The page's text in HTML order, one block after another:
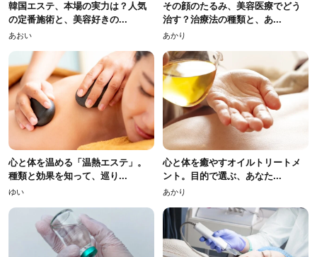
韓国エステ、本場の実力は？人気
の定番施術と、美容好きの...
あおい
その顔のたるみ、美容医療でどう
治す？治療法の種類と、あ...
あかり
心と体を温める「温熱エステ」。
種類と効果を知って、巡り...
ゆい
心と体を癒やすオイルトリートメ
ント。目的で選ぶ、あなた...
あかり